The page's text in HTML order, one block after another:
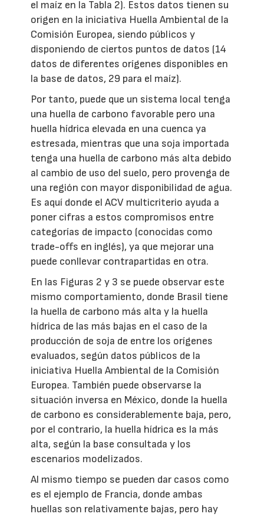
el maíz en la Tabla 2). Estos datos tienen su
origen en la iniciativa Huella Ambiental de la
Comisión Europea, siendo públicos y
disponiendo de ciertos puntos de datos (14
datos de diferentes orígenes disponibles en
la base de datos, 29 para el maíz).
Por tanto, puede que un sistema local tenga
una huella de carbono favorable pero una
huella hídrica elevada en una cuenca ya
estresada, mientras que una soja importada
tenga una huella de carbono más alta debido
al cambio de uso del suelo, pero provenga de
una región con mayor disponibilidad de agua.
Es aquí donde el ACV multicriterio ayuda a
poner cifras a estos compromisos entre
categorías de impacto (conocidas como
trade-offs en inglés), ya que mejorar una
puede conllevar contrapartidas en otra.
En las Figuras 2 y 3 se puede observar este
mismo comportamiento, donde Brasil tiene
la huella de carbono más alta y la huella
hídrica de las más bajas en el caso de la
producción de soja de entre los orígenes
evaluados, según datos públicos de la
iniciativa Huella Ambiental de la Comisión
Europea. También puede observarse la
situación inversa en México, donde la huella
de carbono es considerablemente baja, pero,
por el contrario, la huella hídrica es la más
alta, según la base consultada y los
escenarios modelizados.
Al mismo tiempo se pueden dar casos como
es el ejemplo de Francia, donde ambas
huellas son relativamente bajas, pero hay